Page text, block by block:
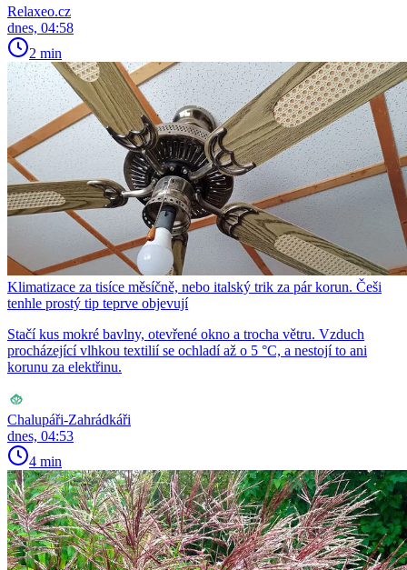
Relaxeo.cz
dnes, 04:58
2 min
Klimatizace za tisíce měsíčně, nebo italský trik za pár korun. Češi
tenhle prostý tip teprve objevují
Stačí kus mokré bavlny, otevřené okno a trocha větru. Vzduch
procházející vlhkou textilií se ochladí až o 5 °C, a nestojí to ani
korunu za elektřinu.
Chalupáři-Zahrádkáři
dnes, 04:53
4 min